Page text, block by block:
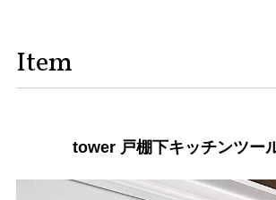
Item
tower 戸棚下キッチンツー